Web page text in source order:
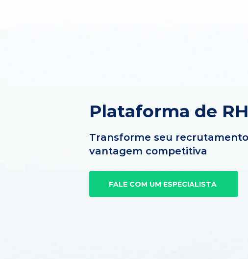
Plataforma de
Transforme seu
vantagem competitiva
FALE COM UM ESPECIALISTA